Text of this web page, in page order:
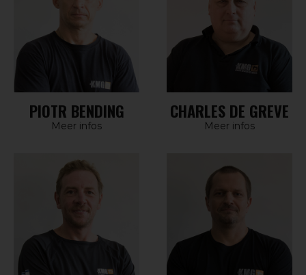
PIOTR BENDING
Meer infos
CHARLES DE GREVE
Meer infos